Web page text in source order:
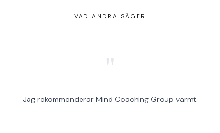
VAD ANDRA SÄGER
"
Jag rekommenderar Mind Coaching Group varmt.